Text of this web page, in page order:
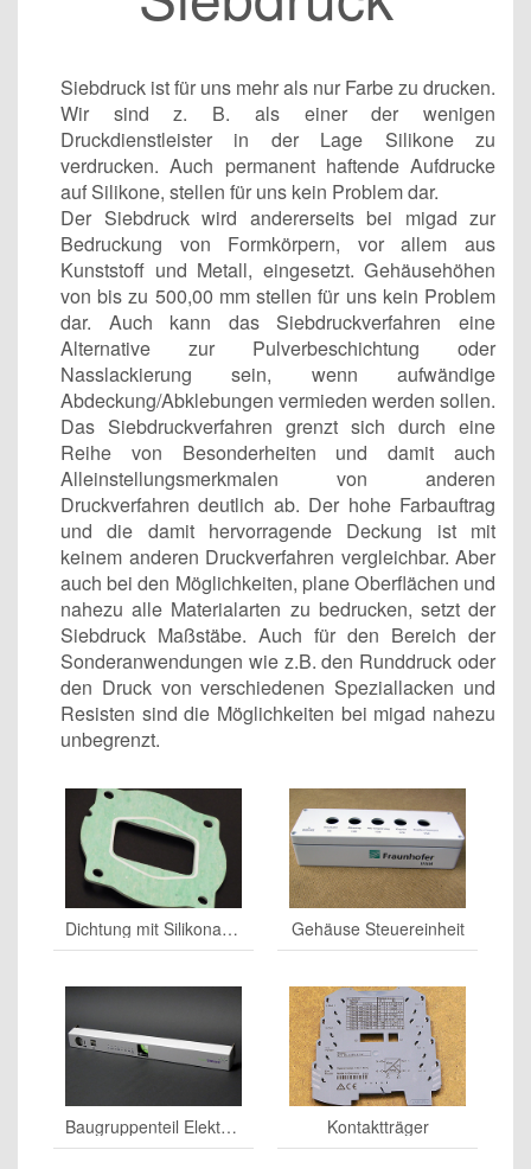
Siebdruck ist für uns mehr als nur Farbe zu drucken.
Wir sind z. B. als einer der wenigen
Druckdienstleister in der Lage Silikone zu
verdrucken. Auch permanent haftende Aufdrucke
auf Silikone, stellen für uns kein Problem dar.
Der Siebdruck wird andererseits bei migad zur
Bedruckung von Formkörpern, vor allem aus
Kunststoff und Metall, eingesetzt. Gehäusehöhen
von bis zu 500,00 mm stellen für uns kein Problem
dar. Auch kann das Siebdruckverfahren eine
Alternative zur Pulverbeschichtung oder
Nasslackierung sein, wenn aufwändige
Abdeckung/Abklebungen vermieden werden sollen.
Das Siebdruckverfahren grenzt sich durch eine
Reihe von Besonderheiten und damit auch
Alleinstellungsmerkmalen von anderen
Druckverfahren deutlich ab. Der hohe Farbauftrag
und die damit hervorragende Deckung ist mit
keinem anderen Druckverfahren vergleichbar. Aber
auch bei den Möglichkeiten, plane Oberflächen und
nahezu alle Materialarten zu bedrucken, setzt der
Siebdruck Maßstäbe. Auch für den Bereich der
Sonderanwendungen wie z.B. den Runddruck oder
den Druck von verschiedenen Speziallacken und
Resisten sind die Möglichkeiten bei migad nahezu
unbegrenzt.
Dichtung mit Silikonaufdruck Gehäuse Steuereinheit
Baugruppenteil Elektroindustrie Kontaktträger